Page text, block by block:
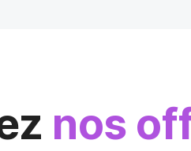
nos